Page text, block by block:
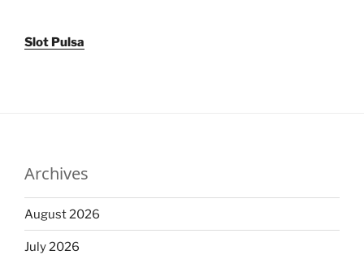
Slot Pulsa
Archives
August 2026
July 2026